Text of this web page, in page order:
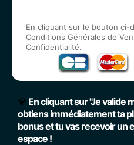
En cliquant sur le bouton ci-
Conditions Générales de
Confidentialité.
💎 En cliquant sur "Je valide
obtiens immédiatement ta
bonus et tu vas recevoir un
espace !